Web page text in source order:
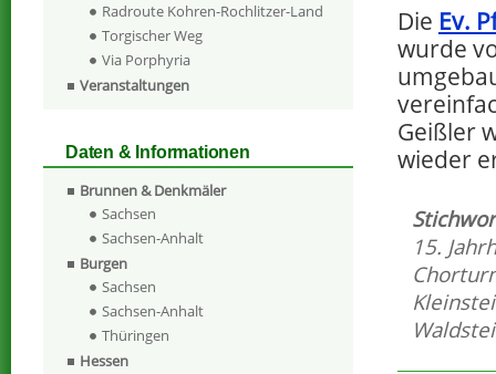
Die Ev.
wurde
Geißler
wieder
15.
Radroute Kohren-Rochlitzer-Land
Torgischer Weg
Via Porphyria
Veranstaltungen
Daten & Informationen
Brunnen & Denkmäler
Sachsen
Sachsen-Anhalt
Burgen
Sachsen
Sachsen-Anhalt
Thüringen
Hessen